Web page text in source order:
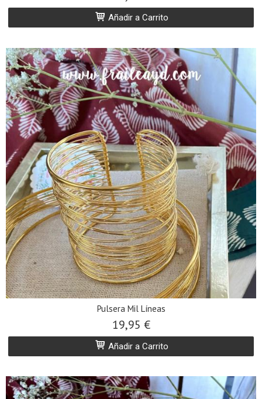
Añadir a Carrito
Pulsera Mil Líneas
19,95 €
Añadir a Carrito